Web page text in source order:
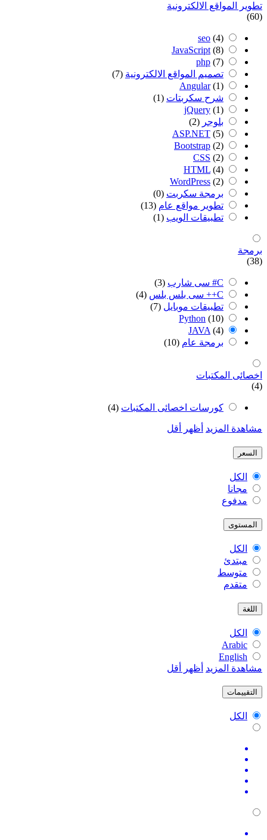
تطوير المواقع اﻻلكترونية
(60)
seo (4)
JavaScript (8)
php (7)
تصميم المواقع الالكترونية (7)
Angular (1)
شرح سكربتات (1)
jQuery (1)
بلوجر (2)
ASP.NET (5)
Bootstrap (2)
CSS (2)
HTML (4)
WordPress (2)
برمجة سكربت (0)
تطوير مواقع عام (13)
تطبيقات الويب (1)
برمجة
(38)
C# سى شارب
(3)
C++ سى بلس بلس
(4)
تطبيقات موبايل (7)
Python (10)
JAVA (4)
برمجة عام (10)
اخصائى المكتبات
(4)
كورسات اخصائى المكتبات (4)
مشاهدة المزيد أظهر أقل
السعر
الكل
مجانا
مدفوع
المستوى
الكل
مبتدئ
متوسط
متقدم
اللغة
الكل
Arabic
English
مشاهدة المزيد أظهر أقل
التقييمات
الكل